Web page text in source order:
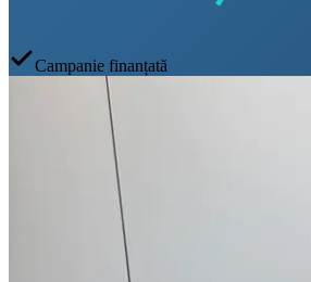
Campanie finanțată